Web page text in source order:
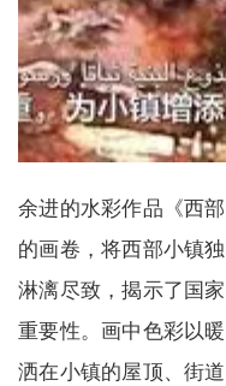
余进的水彩作品《西
的画卷，将西部小镇
淋漓尽致，揭示了国
重要性。画中色彩以
洒在小镇的屋顶、街